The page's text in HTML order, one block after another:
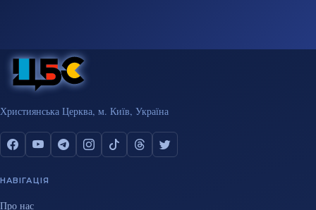
Християнська Церква, м. Київ, Україна
НАВІГАЦІЯ
Про нас